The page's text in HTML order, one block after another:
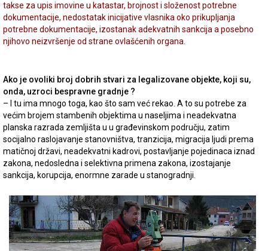
takse za upis imovine u katastar, brojnost i složenost potrebne
dokumentacije, nedostatak inicijative vlasnika oko prikupljanja
potrebne dokumentacije, izostanak adekvatnih sankcija a posebno
njihovo neizvršenje od strane ovlašćenih organa.
Ako je ovoliki broj dobrih stvari za legalizovane objekte, koji su,
onda, uzroci bespravne gradnje ?
– I tu ima mnogo toga, kao što sam već rekao. A to su potrebe za
većim brojem stambenih objektima u naseljima i neadekvatna
planska razrada zemljišta u u građevinskom području, zatim
socijalno raslojavanje stanovništva, tranzicija, migracija ljudi prema
matičnoj državi, neadekvatni kadrovi, postavljanje pojedinaca iznad
zakona, nedosledna i selektivna primena zakona, izostajanje
sankcija, korupcija, enormne zarade u stanogradnji.